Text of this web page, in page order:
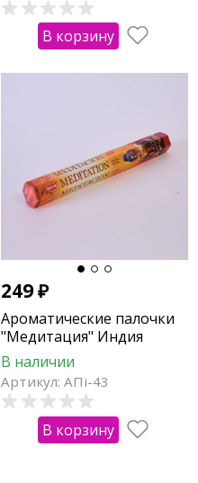
В корзину
249₽
Ароматические палочки
"Медитация" Индия
В наличии
Артикул: АПi-43
В корзину